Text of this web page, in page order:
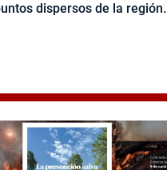
dispersos de la región.